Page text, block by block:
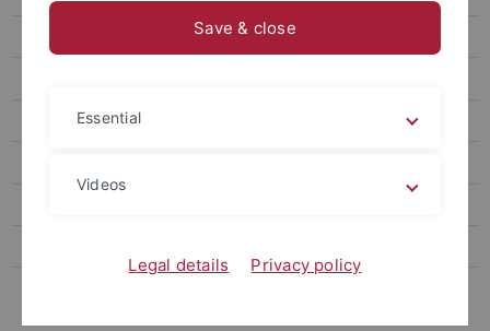
Graduiertenakademie
Save & close
Essential
Videos
Legal details Privacy policy